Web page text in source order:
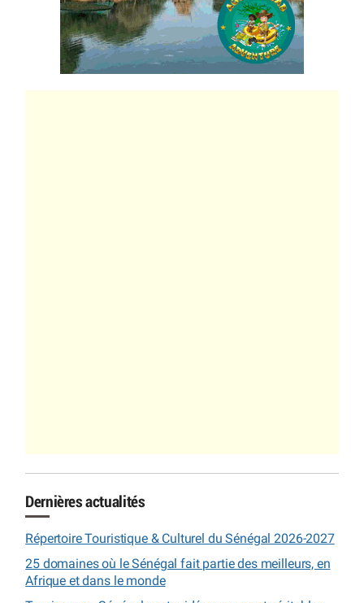
Dernières actualités
Répertoire Touristique & Culturel du Sénégal 2026-2027
25 domaines où le Sénégal fait partie des meilleurs, en
Afrique et dans le monde